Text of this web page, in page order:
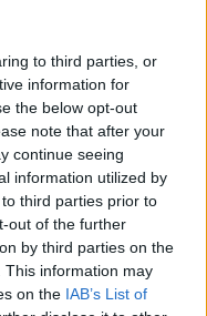
to third parties, or
information for
the below opt-out
note that after your
continue seeing
information utilized by
third parties prior to
out of the further
by third parties on the
This information may
on the IAB’s List of